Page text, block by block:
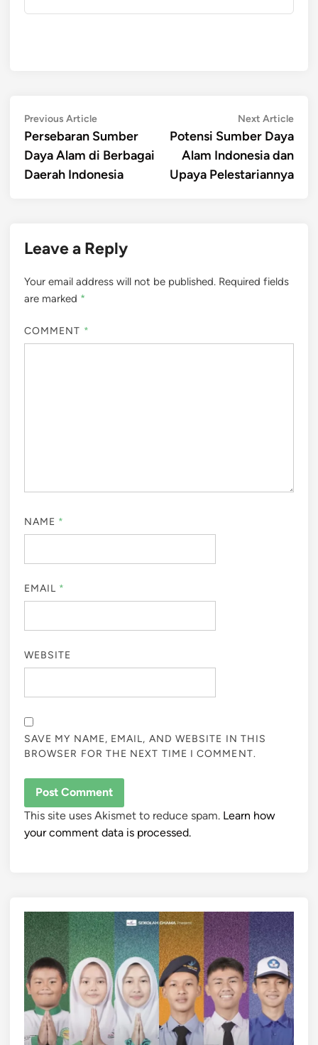
Post
navigation
Previous ArticlePrevious
article:
Persebaran Sumber
Daya Alam di Berbagai
Daerah Indonesia
Next ArticleNext
Potensi Sumber Daya
Alam Indonesia dan
Upaya Pelestariannya
Leave a Reply
Your email address will not be published. Required fields
are marked *
COMMENT *
NAME *
EMAIL *
WEBSITE
SAVE MY NAME, EMAIL, AND WEBSITE IN THIS
BROWSER FOR THE NEXT TIME I COMMENT.
This site uses Akismet to reduce spam. Learn how
your comment data is processed.